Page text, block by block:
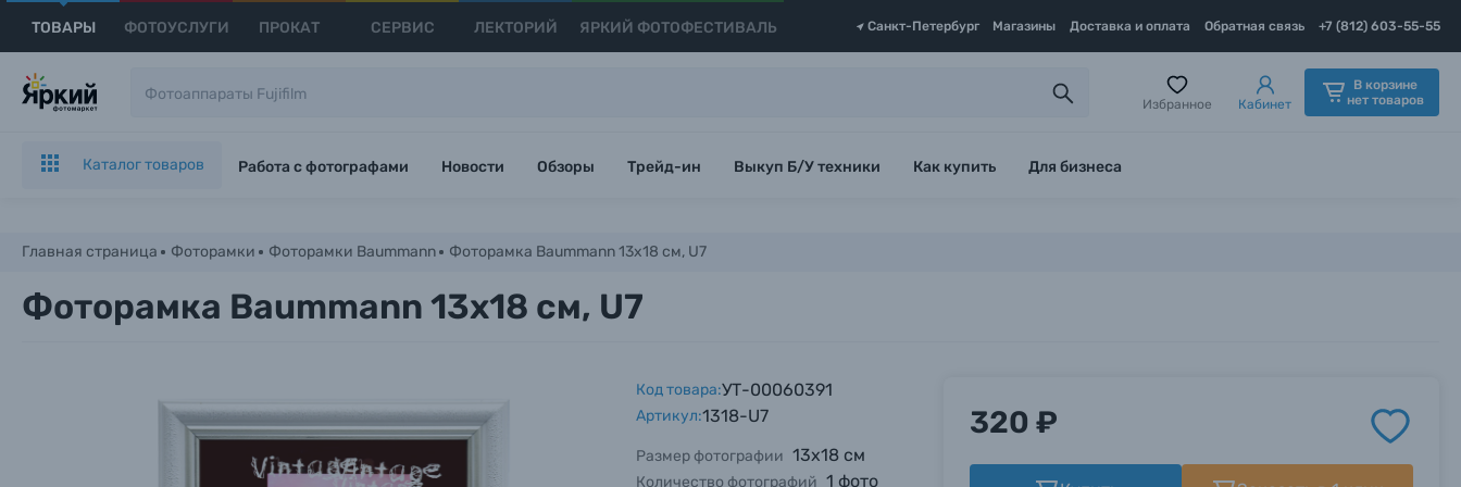
ТОВАРЫ ФОТОУСЛУГИ ПРОКАТ СЕРВИС ЛЕКТОРИЙ ЯРКИЙ ФОТОФЕСТИВАЛЬ Санкт-Петербург Магазины Доставка и оплата Обратная связь +7 (812) 603-55-55
Избранное Кабинет
В корзине
нет товаров
Каталог товаров Работа с фотографами Новости Обзоры Трейд-ин Выкуп Б/У техники Как купить Для бизнеса
Главная страница Фоторамки Фоторамки Baummann Фоторамка Baummann 13x18 см, U7
Фоторамка Baummann 13x18 см, U7
Код товара:УТ-00060391
Артикул:1318-U7
Размер фотографии 13х18 см
Количество фотографий 1 фото
320 ₽